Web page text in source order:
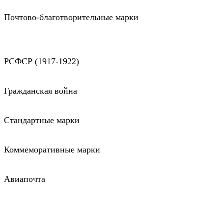
Почтово-благотворительные марки
РСФСР (1917-1922)
Гражданская война
Стандартные марки
Коммеморативные марки
Авиапочта